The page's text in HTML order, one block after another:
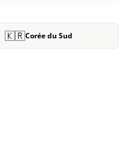
🇰🇷Corée du Sud